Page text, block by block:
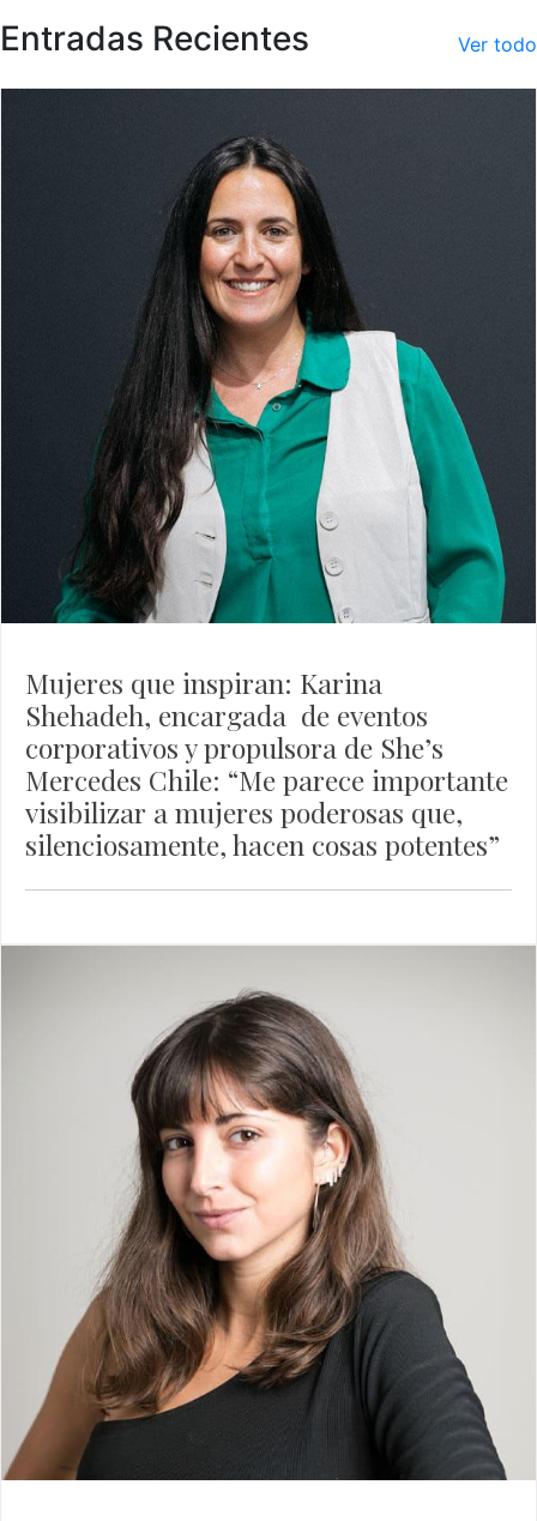
Entradas Recientes Ver todo
Mujeres que inspiran: Karina
Shehadeh, encargada de eventos
corporativos y propulsora de She’s
Mercedes Chile: “Me parece importante
visibilizar a mujeres poderosas que,
silenciosamente, hacen cosas potentes”